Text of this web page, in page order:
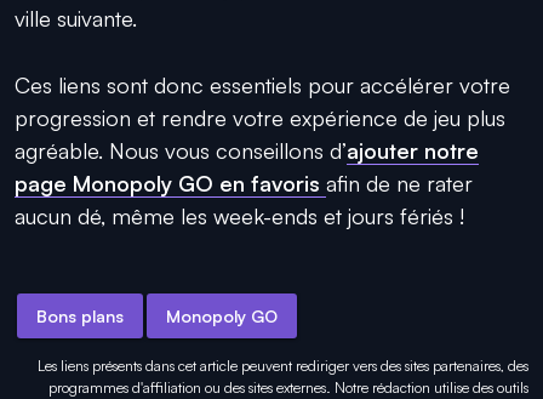
ville suivante.
Ces liens sont donc essentiels pour accélérer votre
progression et rendre votre expérience de jeu plus
agréable. Nous vous conseillons d’ajouter notre
page Monopoly GO en favoris afin de ne rater
aucun dé, même les week-ends et jours fériés !
Bons plans Monopoly GO
Les liens présents dans cet article peuvent rediriger vers des sites partenaires, des
programmes d'affiliation ou des sites externes. Notre rédaction utilise des outils